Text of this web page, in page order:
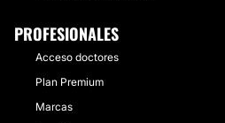
PROFESIONALES
Acceso doctores
Plan Premium
Marcas